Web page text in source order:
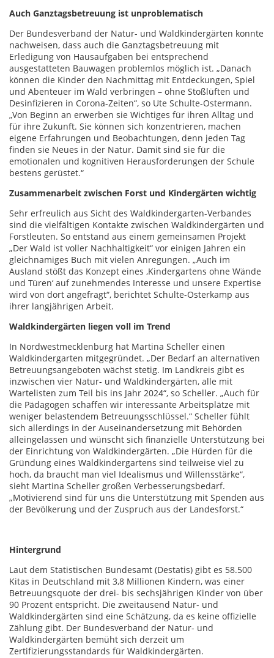
Auch Ganztagsbetreuung ist unproblematisch
Der Bundesverband der Natur- und Waldkindergärten konnte
nachweisen, dass auch die Ganztagsbetreuung mit
Erledigung von Hausaufgaben bei entsprechend
ausgestatteten Bauwagen problemlos möglich ist. „Danach
können die Kinder den Nachmittag mit Entdeckungen, Spiel
und Abenteuer im Wald verbringen – ohne Stoßlüften und
Desinfizieren in Corona-Zeiten“, so Ute Schulte-Ostermann.
„Von Beginn an erwerben sie Wichtiges für ihren Alltag und
für ihre Zukunft. Sie können sich konzentrieren, machen
eigene Erfahrungen und Beobachtungen, denn jeden Tag
finden sie Neues in der Natur. Damit sind sie für die
emotionalen und kognitiven Herausforderungen der Schule
bestens gerüstet.“
Zusammenarbeit zwischen Forst und Kindergärten wichtig
Sehr erfreulich aus Sicht des Waldkindergarten-Verbandes
sind die vielfältigen Kontakte zwischen Waldkindergärten und
Forstleuten. So entstand aus einem gemeinsamen Projekt
„Der Wald ist voller Nachhaltigkeit“ vor einigen Jahren ein
gleichnamiges Buch mit vielen Anregungen. „Auch im
Ausland stößt das Konzept eines ‚Kindergartens ohne Wände
und Türen‘ auf zunehmendes Interesse und unsere Expertise
wird von dort angefragt“, berichtet Schulte-Osterkamp aus
ihrer langjährigen Arbeit.
Waldkindergärten liegen voll im Trend
In Nordwestmecklenburg hat Martina Scheller einen
Waldkindergarten mitgegründet. „Der Bedarf an alternativen
Betreuungsangeboten wächst stetig. Im Landkreis gibt es
inzwischen vier Natur- und Waldkindergärten, alle mit
Wartelisten zum Teil bis ins Jahr 2024“, so Scheller. „Auch für
die Pädagogen schaffen wir interessante Arbeitsplätze mit
weniger belastendem Betreuungsschlüssel.“ Scheller fühlt
sich allerdings in der Auseinandersetzung mit Behörden
alleingelassen und wünscht sich finanzielle Unterstützung bei
der Einrichtung von Waldkindergärten. „Die Hürden für die
Gründung eines Waldkindergartens sind teilweise viel zu
hoch, da braucht man viel Idealismus und Willensstärke“,
sieht Martina Scheller großen Verbesserungsbedarf.
„Motivierend sind für uns die Unterstützung mit Spenden aus
der Bevölkerung und der Zuspruch aus der Landesforst.“
Hintergrund
Laut dem Statistischen Bundesamt (Destatis) gibt es 58.500
Kitas in Deutschland mit 3,8 Millionen Kindern, was einer
Betreuungsquote der drei- bis sechsjährigen Kinder von über
90 Prozent entspricht. Die zweitausend Natur- und
Waldkindergärten sind eine Schätzung, da es keine offizielle
Zählung gibt. Der Bundesverband der Natur- und
Waldkindergärten bemüht sich derzeit um
Zertifizierungsstandards für Waldkindergärten.